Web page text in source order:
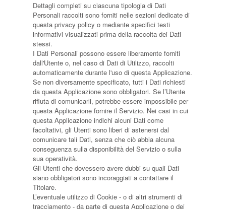
Dettagli completi su ciascuna tipologia di Dati
Personali raccolti sono forniti nelle sezioni dedicate di
questa privacy policy o mediante specifici testi
informativi visualizzati prima della raccolta dei Dati
stessi.
I Dati Personali possono essere liberamente forniti
dall'Utente o, nel caso di Dati di Utilizzo, raccolti
automaticamente durante l'uso di questa Applicazione.
Se non diversamente specificato, tutti i Dati richiesti
da questa Applicazione sono obbligatori. Se l’Utente
rifiuta di comunicarli, potrebbe essere impossibile per
questa Applicazione fornire il Servizio. Nei casi in cui
questa Applicazione indichi alcuni Dati come
facoltativi, gli Utenti sono liberi di astenersi dal
comunicare tali Dati, senza che ciò abbia alcuna
conseguenza sulla disponibilità del Servizio o sulla
sua operatività.
Gli Utenti che dovessero avere dubbi su quali Dati
siano obbligatori sono incoraggiati a contattare il
Titolare.
L’eventuale utilizzo di Cookie - o di altri strumenti di
tracciamento - da parte di questa Applicazione o dei